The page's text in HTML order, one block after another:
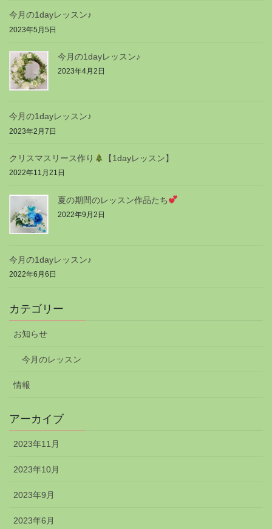
今月の1dayレッスン♪
2023年5月5日
今月の1dayレッスン♪
2023年4月2日
今月の1dayレッスン♪
2023年2月7日
クリスマスリース作り 【1dayレッスン】
2022年11月21日
夏の期間のレッスン作品たち
2022年9月2日
今月の1dayレッスン♪
2022年6月6日
カテゴリー
お知らせ
今月のレッスン
情報
アーカイブ
2023年11月
2023年10月
2023年9月
2023年6月